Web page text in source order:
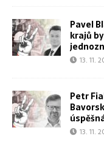
Pavel
krajů
13. 11.
Petr
13. 11.